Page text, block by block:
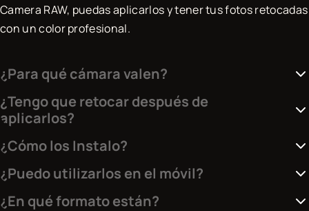
Camera RAW, puedas aplicarlos y tener tus fotos retocadas
con un color profesional.
¿Para qué cámara valen?
cámaras, de tal manera que están optimizados para
cualquier marca como Canon, Sony, Nikon, Fuji… Han sido
creados y probados con diferentes situaciones de luz,
contrastes y rangos dinámicos.
¿Tengo que retocar después de
aplicarlos?
pero como cada fotografía es única, recomiendo siempre
ajustar la temperatura de color y la exposición
manualmente para dar tu toque personal. Además, estos
¿Cómo los Instalo?
prestablecidos en el lateral izquierdo, presiona el “+” , da a
importar ajustes y selecciona los xmp que has descargado.
¿Puedo utilizarlos en el móvil?
¿En qué formato están?